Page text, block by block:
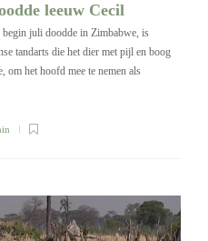
leeuw Cecil
juli doodde in Zimbabwe, is
tandarts die het dier met pijl en boog
om het hoofd mee te nemen als